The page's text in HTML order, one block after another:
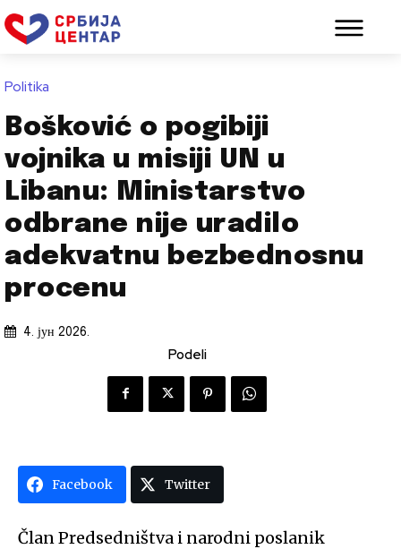
Politika
Bošković o pogibiji
vojnika u misiji UN u
Libanu: Ministarstvo
odbrane nije uradilo
adekvatnu bezbednosnu
procenu
4. јун 2026.
Podeli
Facebook Twitter
Član Predsedništva i narodni poslanik